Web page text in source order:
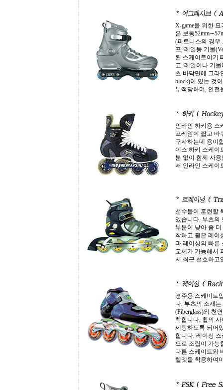
X-game을 위한
은 보통
(피트니스의 경우
프, 레일등 기물
된 스케이트이기
고, 레일이나 기
츠 바닥면에 그라
block)이 있는 것
부적당하며, 안전
인라인 하키용 스
프레임이 짧고 바
구사하는데 용이
이스 하키 스케이
분 없이 함께 사
서 인라인 스케이
선수들이 훈련할
있습니다. 부츠의
부분이 낮아 좀
착하고 휠은 레이
과 레이싱의 빠른
교체가 가능해서
서 최근 선호하고
경주용 스케이트
다. 부츠의 소재
(Fiberglass)와 천
착합니다. 휠의
세팅하도록 되어
합니다. 레이싱
으로 조립이 가능
다른 스케이트와
헬멧을 착용하여